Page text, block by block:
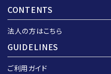
CONTENTS
法人の方はこちら
GUIDELINES
ご利用ガイド